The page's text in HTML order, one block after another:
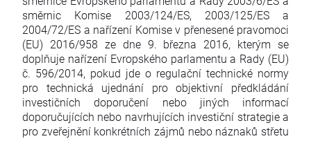
směrnic Komise 2003/124/ES, 2003/125/ES a
2004/72/ES a nařízení Komise v přenesené pravomoci
(EU) 2016/958 ze dne 9. března 2016, kterým se
doplňuje nařízení Evropského parlamentu a Rady (EU)
č. 596/2014, pokud jde o regulační technické normy
pro technická ujednání pro objektivní předkládání
investičních doporučení nebo jiných informací
doporučujících nebo navrhujících investiční strategie a
pro zveřejnění konkrétních zájmů nebo náznaků střetu